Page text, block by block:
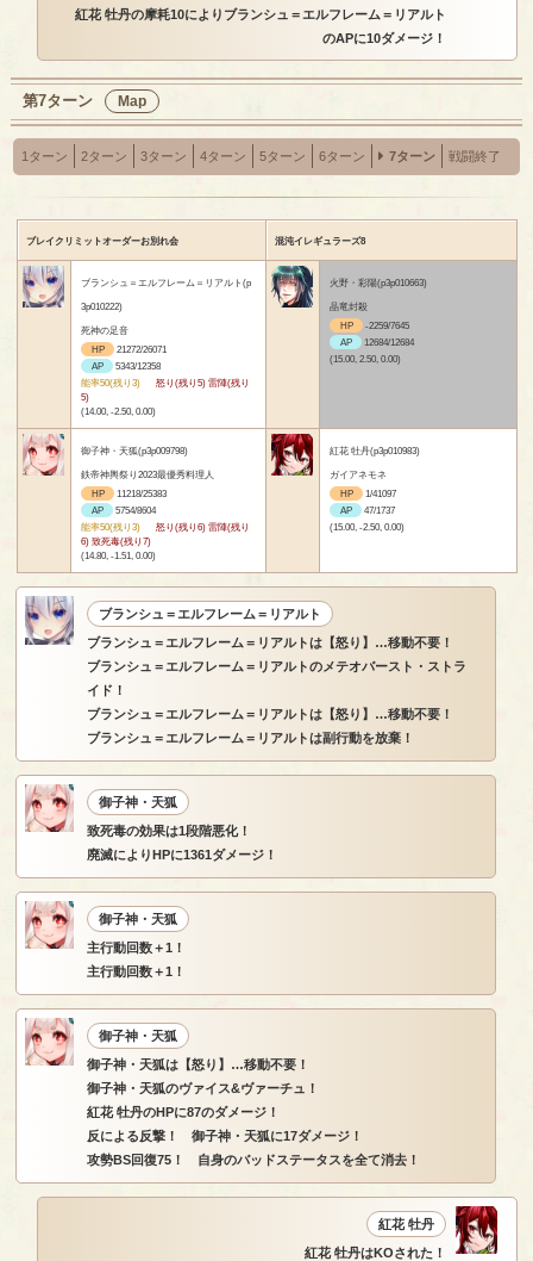
紅花 牡丹の摩耗10によりブランシュ＝エルフレーム＝リアルト
のAPに10ダメージ！
第7ターン Map
1ターン 2ターン 3ターン 4ターン 5ターン 6ターン 7ターン 戦闘終了
ブレイクリミットオーダーお別れ会 混沌イレギュラーズ8
ブランシュ＝エルフレーム＝リアルト(p
3p010222)
死神の足音
HP
21272/26071
AP
5343/12358
能率50(残り3)
怒り(残り5) 雷陣(残り
5)
(14.00, -2.50, 0.00)
火野・彩陽(p3p010663)
晶竜封殺
HP
-2259/7645
AP
12684/12684
(15.00, 2.50, 0.00)
御子神・天狐(p3p009798)
鉄帝神輿祭り2023最優秀料理人
HP
11218/25383
AP
5754/8604
能率50(残り3)
怒り(残り6) 雷陣(残り
6) 致死毒(残り7)
(14.80, -1.51, 0.00)
紅花 牡丹(p3p010983)
ガイアネモネ
HP
1/41097
AP
47/1737
(15.00, -2.50, 0.00)
ブランシュ＝エルフレーム＝リアルト
ブランシュ＝エルフレーム＝リアルトは【怒り】…移動不要！
ブランシュ＝エルフレーム＝リアルトのメテオバースト・ストラ
イド！
ブランシュ＝エルフレーム＝リアルトは【怒り】…移動不要！
ブランシュ＝エルフレーム＝リアルトは副行動を放棄！
御子神・天狐
致死毒の効果は1段階悪化！
廃滅によりHPに1361ダメージ！
御子神・天狐
主行動回数＋1！
主行動回数＋1！
御子神・天狐
御子神・天狐は【怒り】…移動不要！
御子神・天狐のヴァイス&ヴァーチュ！
紅花 牡丹のHPに87のダメージ！
反による反撃！ 御子神・天狐に17ダメージ！
攻勢BS回復75！ 自身のバッドステータスを全て消去！
紅花 牡丹
紅花 牡丹はKOされた！